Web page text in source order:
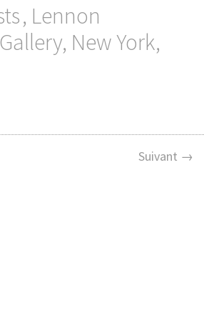
, Lennon
New York,
Suivant →